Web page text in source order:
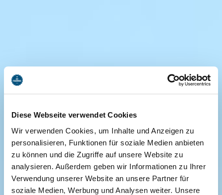
Diese Webseite verwendet Cookies
Wir verwenden Cookies, um Inhalte und Anzeigen zu
personalisieren, Funktionen für soziale Medien anbieten
zu können und die Zugriffe auf unsere Website zu
analysieren. Außerdem geben wir Informationen zu Ihrer
Verwendung unserer Website an unsere Partner für
soziale Medien, Werbung und Analysen weiter. Unsere